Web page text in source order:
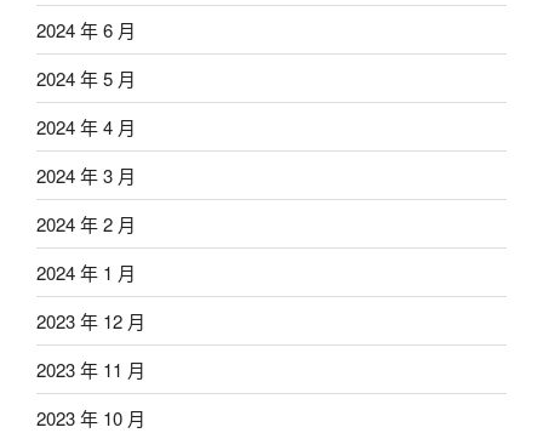
2024 年 6 月
2024 年 5 月
2024 年 4 月
2024 年 3 月
2024 年 2 月
2024 年 1 月
2023 年 12 月
2023 年 11 月
2023 年 10 月